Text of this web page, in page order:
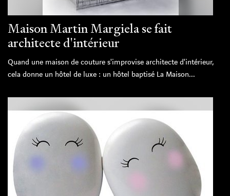
Maison Martin Margiela se fait
architecte d'intérieur
Quand une maison de couture s'improvise architecte d'intérieur,
cela donne un hôtel de luxe : un hôtel baptisé La Maison...